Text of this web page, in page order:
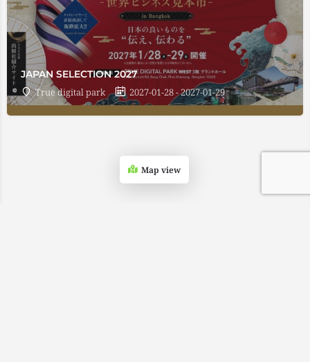
JAPAN SELECTION 2027
True digital park
2027-01-28 - 2027-01-29
Map view